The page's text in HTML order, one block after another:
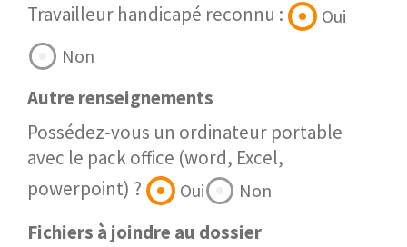
Travailleur handicapé reconnu :
Oui
Non
Autre renseignements
Possédez-vous un ordinateur portable
avec le pack office (word, Excel,
powerpoint) ?
Oui Non
Fichiers à joindre au dossier